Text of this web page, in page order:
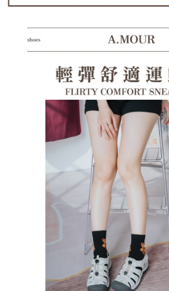
購買商品的店家。未經商家同意取消之訂單仍視
※ 交易是否成功請以「AFTEE先享後付 」之結帳
是否繳費成功／繳費後需取消欲退款等相關疑問
客戶支援中心」https://
【注意事項】
１．透過由恩沛科技股份有限公司提供之「
易，需依本服務之必要範圍內提供個人資料，並
權轉讓予恩沛科技股份有限公司。
２．關於個人資料處理事宜，請瀏覽以下網址：
https://aftee.tw/terms/#terms3
３．未成年的使用者請事先徵得法定代理人或監
「AFTEE先享後付」，若未經同意申辦者引起之
４．使用「AFTEE先享後付」時，將依據個別帳
時審查核予不同之上限額度；若仍有額度不足之
請求用戶進行身份認證。
５．嚴禁一人註冊多個帳號或使用他人資訊註冊
恩沛科技股份有限公司將有權停止該用戶之使用
每筆NT$60，滿NT$1,380(含以上)免運費
付款後7-11取貨
每筆NT$60，滿NT$1,380(含以上)免運費
每筆NT$100，滿NT$1,380(含以上)免運費
郵局(離島專用)
每筆NT$125，滿NT$1,380(含以上)免運費
海外宅配（貨到付運費）